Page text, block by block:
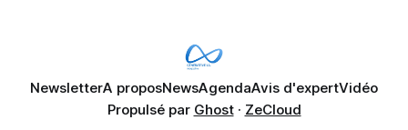
NewsletterA proposNewsAgendaAvis d'expertVidéo
Propulsé par Ghost· ZeCloud